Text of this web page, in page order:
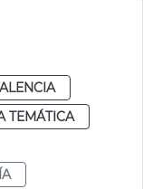
TEMÁTICA